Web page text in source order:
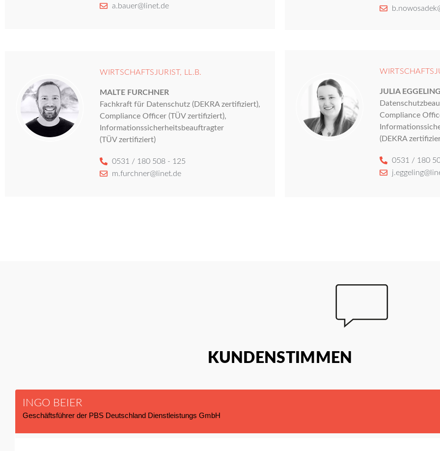
a.bauer@linet.de
WIRTSCHAFTSJURIST, LL.B.
MALTE FURCHNER
Fachkraft für Datenschutz (DEKRA zertifiziert),
Compliance Officer (TÜV zertifiziert),
Informationssicherheitsbeauftragter
(TÜV zertifiziert)
0531 / 180 508 - 125
m.furchner@linet.de
JULIA EGGELING
Compliance
(DEKRA
0531 / 180
KUNDENSTIMMEN
INGO BEIER
Geschäftsführer der PBS Deutschland Dienstleistungs GmbH